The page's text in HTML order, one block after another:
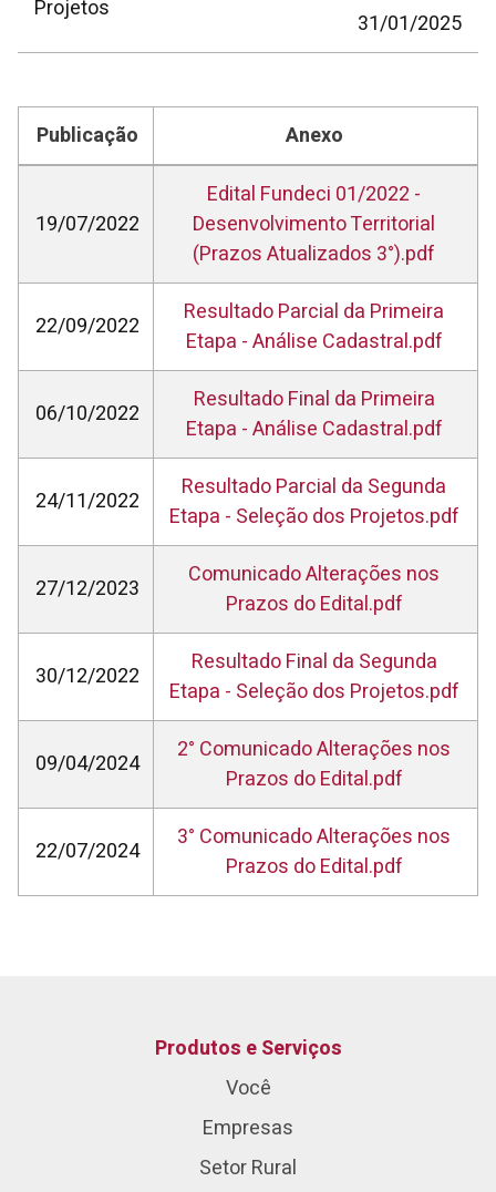
Projetos
31/01/2025
Publicação Anexo
19/07/2022
Edital Fundeci 01/2022 -
Desenvolvimento Territorial
(Prazos Atualizados 3°).pdf
22/09/2022
Resultado Parcial da Primeira
Etapa - Análise Cadastral.pdf
06/10/2022
Resultado Final da Primeira
Etapa - Análise Cadastral.pdf
24/11/2022
Resultado Parcial da Segunda
Etapa - Seleção dos Projetos.pdf
27/12/2023
Comunicado Alterações nos
Prazos do Edital.pdf
30/12/2022
Resultado Final da Segunda
Etapa - Seleção dos Projetos.pdf
09/04/2024
2° Comunicado Alterações nos
Prazos do Edital.pdf
22/07/2024
3° Comunicado Alterações nos
Prazos do Edital.pdf
Produtos e Serviços
Você
Empresas
Setor Rural